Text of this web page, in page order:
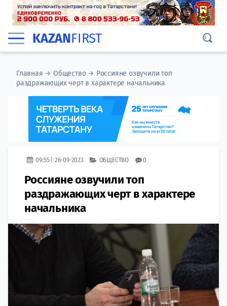
KAZANFIRST
Главная →Общество→ Россияне озвучили топ
раздражающих черт в характере начальника
09:55 | 26-09-2023 ОБЩЕСТВО 0
Россияне озвучили топ
раздражающих черт в характере
начальника